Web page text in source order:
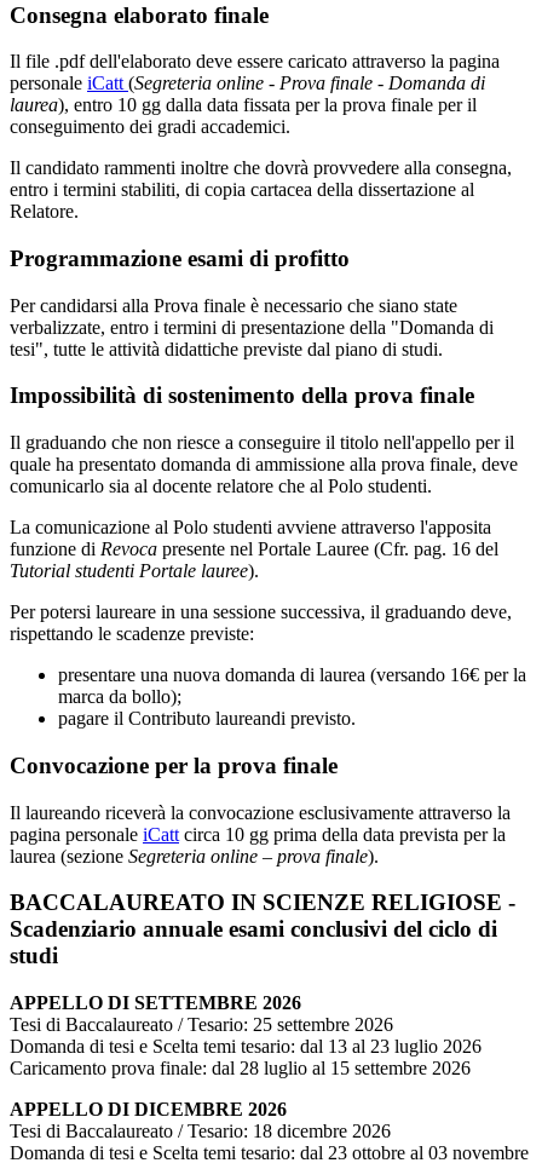
Consegna elaborato finale
Il file .pdf dell'elaborato deve essere caricato attraverso la pagina
personale iCatt (Segreteria online - Prova finale - Domanda di
laurea), entro 10 gg dalla data fissata per la prova finale per il
conseguimento dei gradi accademici.
Il candidato rammenti inoltre che dovrà provvedere alla consegna,
entro i termini stabiliti, di copia cartacea della dissertazione al
Relatore.
Programmazione esami di profitto
Per candidarsi alla Prova finale è necessario che siano state
verbalizzate, entro i termini di presentazione della "Domanda di
tesi", tutte le attività didattiche previste dal piano di studi.
Impossibilità di sostenimento della prova finale
Il graduando che non riesce a conseguire il titolo nell'appello per il
quale ha presentato domanda di ammissione alla prova finale, deve
comunicarlo sia al docente relatore che al Polo studenti.
La comunicazione al Polo studenti avviene attraverso l'apposita
funzione di Revoca presente nel Portale Lauree (Cfr. pag. 16 del
Tutorial studenti Portale lauree).
Per potersi laureare in una sessione successiva, il graduando deve,
rispettando le scadenze previste:
presentare una nuova domanda di laurea (versando 16€ per la
marca da bollo);
pagare il Contributo laureandi previsto.
Convocazione per la prova finale
Il laureando riceverà la convocazione esclusivamente attraverso la
pagina personale iCatt circa 10 gg prima della data prevista per la
laurea (sezione Segreteria online – prova finale).
BACCALAUREATO IN SCIENZE RELIGIOSE -
Scadenziario annuale esami conclusivi del ciclo di
studi
APPELLO DI SETTEMBRE 2026
Tesi di Baccalaureato / Tesario: 25 settembre 2026
Domanda di tesi e Scelta temi tesario: dal 13 al 23 luglio 2026
Caricamento prova finale: dal 28 luglio al 15 settembre 2026
APPELLO DI DICEMBRE 2026
Tesi di Baccalaureato / Tesario: 18 dicembre 2026
Domanda di tesi e Scelta temi tesario: dal 23 ottobre al 03 novembre